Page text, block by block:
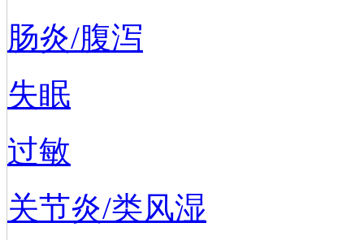
肠炎/腹泻
失眠
过敏
关节炎/类风湿